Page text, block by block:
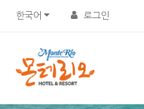
한국어 로그인